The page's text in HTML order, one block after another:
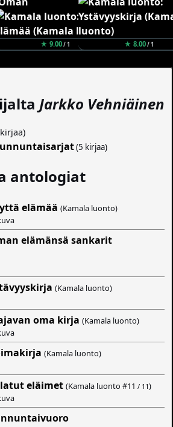
★ 9.00/ 1 ★ 8.00/ 1
Jarkko Vehniäinen
(5 kirjaa)
antologiat
elämää (Kamala luonto)
elämänsä sankarit
(Kamala luonto)
oma kirja (Kamala luonto)
(Kamala luonto)
eläimet (Kamala luonto #11 / 11)